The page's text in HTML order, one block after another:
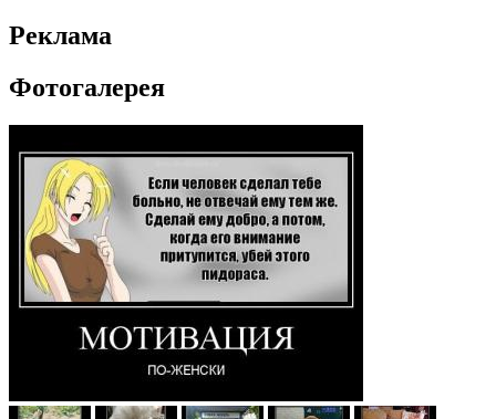
Реклама
Фотогалерея